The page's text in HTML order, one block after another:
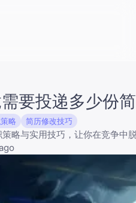
要投递多少份
略 简历修改技巧
略与实用技巧，让你在竞争中